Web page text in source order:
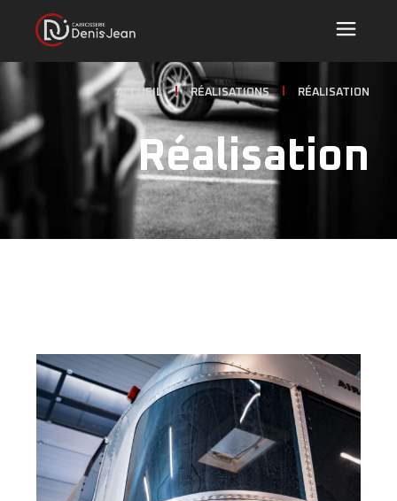
ACCUEIL RÉALISATIONS RÉALISATION
Réalisation